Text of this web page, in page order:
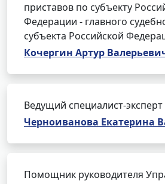
приставов по субъекту
Федерации - главного
субъекта Российской
Кочергин Артур
Ведущий специалист-эксперт
Черноиванова Екатерина
Помощник руководителя